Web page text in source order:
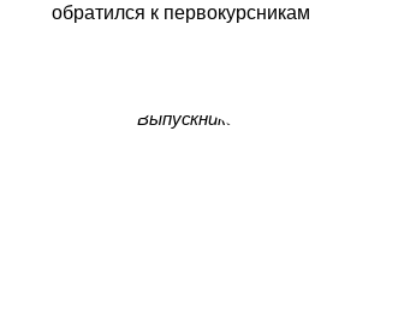
обратился к первокурсникам